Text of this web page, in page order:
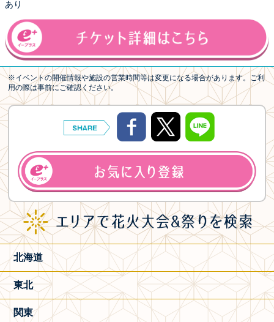
あり
※イベントの開催情報や施設の営業時間等は変更になる場合があります。ご利
用の際は事前にご確認ください。
北海道
東北
関東